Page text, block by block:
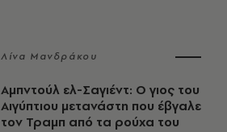
Λίνα Μανδράκου
Αμπντούλ ελ-Σαγιέντ: Ο γιος του
Αιγύπτιου μετανάστη που έβγαλε
τον Τραμπ από τα ρούχα του